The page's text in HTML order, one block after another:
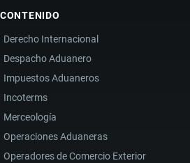
CONTENIDO
Derecho Internacional
Despacho Aduanero
Impuestos Aduaneros
Incoterms
Merceología
Operaciones Aduaneras
Operadores de Comercio Exterior